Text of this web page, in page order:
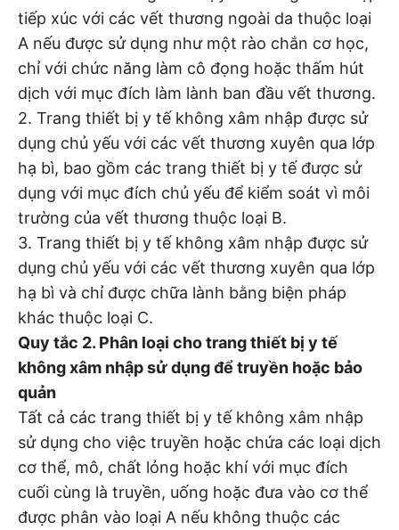
tiếp xúc với các vết thương ngoài da thuộc loại
A nếu được sử dụng như một rào chắn cơ học,
chỉ với chức năng làm cô đọng hoặc thấm hút
dịch với mục đích làm lành ban đầu vết thương.
2. Trang thiết bị y tế không xâm nhập được sử
dụng chủ yếu với các vết thương xuyên qua lớp
hạ bì, bao gồm các trang thiết bị y tế được sử
dụng với mục đích chủ yếu để kiểm soát vì môi
trường của vết thương thuộc loại B.
3. Trang thiết bị y tế không xâm nhập được sử
dụng chủ yếu với các vết thương xuyên qua lớp
hạ bì và chỉ được chữa lành bằng biện pháp
khác thuộc loại C.
Quy tắc 2. Phân loại cho trang thiết bị y tế
không xâm nhập sử dụng để truyền hoặc bảo
quản
Tất cả các trang thiết bị y tế không xâm nhập
sử dụng cho việc truyền hoặc chứa các loại dịch
cơ thể, mô, chất lỏng hoặc khí với mục đích
cuối cùng là truyền, uống hoặc đưa vào cơ thể
được phân vào loại A nếu không thuộc các